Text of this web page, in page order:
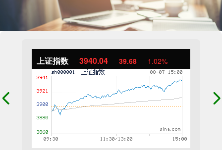
上证指数 3940.04 39.68 1.02%